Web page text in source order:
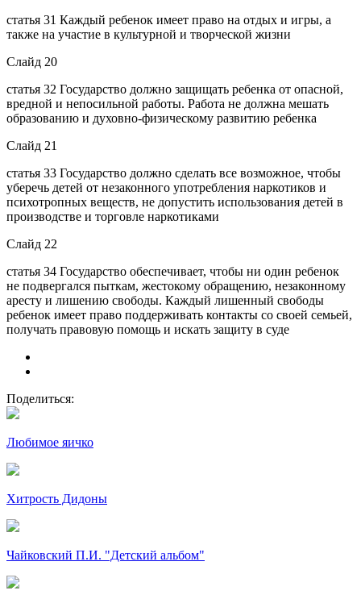
статья 31 Каждый ребенок имеет право на отдых и игры, а
также на участие в культурной и творческой жизни
Слайд 20
статья 32 Государство должно защищать ребенка от опасной,
вредной и непосильной работы. Работа не должна мешать
образованию и духовно-физическому развитию ребенка
Слайд 21
статья 33 Государство должно сделать все возможное, чтобы
уберечь детей от незаконного употребления наркотиков и
психотропных веществ, не допустить использования детей в
производстве и торговле наркотиками
Слайд 22
статья 34 Государство обеспечивает, чтобы ни один ребенок
не подвергался пыткам, жестокому обращению, незаконному
аресту и лишению свободы. Каждый лишенный свободы
ребенок имеет право поддерживать контакты со своей семьей,
получать правовую помощь и искать защиту в суде
Поделиться:
Любимое яичко
Хитрость Дидоны
Чайковский П.И. "Детский альбом"